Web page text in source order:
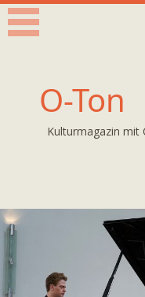
O-Ton
Kulturmagazin mit